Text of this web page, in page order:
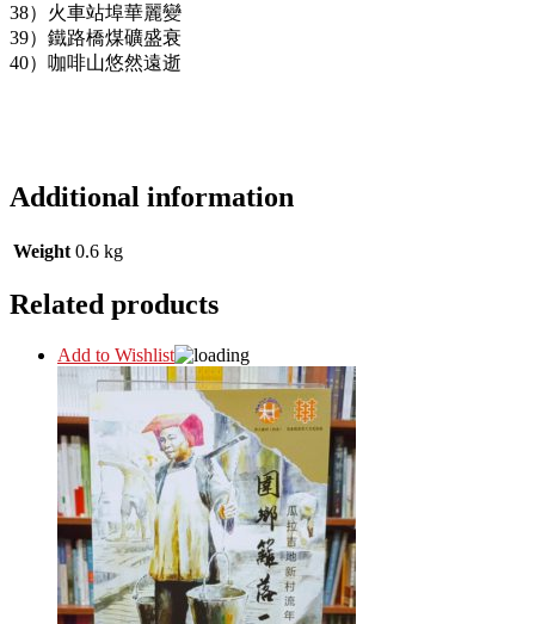
38）火車站埠華麗變
39）鐵路橋煤礦盛衰
40）咖啡山悠然遠逝
Additional information
Weight 0.6 kg
Related products
Add to Wishlist